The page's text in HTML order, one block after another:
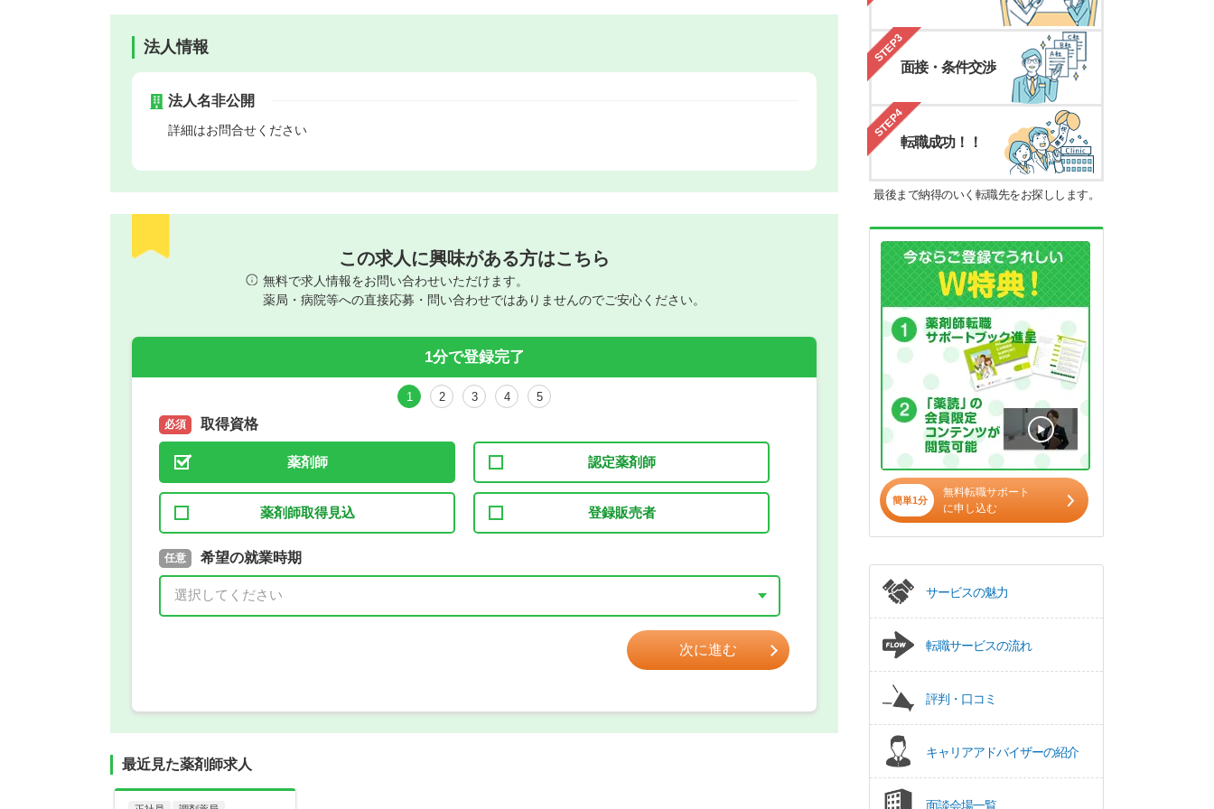
法人情報
法人名非公開
詳細はお問合せください
この求人に興味がある方はこちら
無料で求人情報をお問い合わせいただけます。
薬局・病院等への直接応募・問い合わせではありませんのでご安心ください。
1分で登録完了
1 2 3 4 5
必須 取得資格
薬剤師 認定薬剤師
薬剤師取得見込 登録販売者
必須 取得予定年
年 3月
任意 希望の就業時期
希望の働き方
正社員
パート(週4日～5日)
次に進む
最近見た薬剤師求人
STEP3
面接・条件交渉
STEP4
転職成功！！
最後まで納得のいく転職先をお探しします。
簡単1分
無料転職サポート
に申し込む
サービスの魅力
転職サービスの流れ
評判・口コミ
キャリアアドバイザーの紹介
面談会場一覧